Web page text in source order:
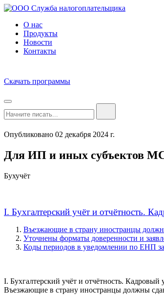
О нас
Продукты
Новости
Контакты
Скачать программы
Опубликовано 02 декабря 2024 г.
Для ИП и иных субъектов
Бухучёт
I. Бухгалтерский учёт и отчётность.
Въезжающие в страну иностранцы
Уточнены форматы доверенности и
Коды периодов в уведомлении по ЕНП
I. Бухгалтерский учёт и отчётность.
Въезжающие в страну иностранцы должны